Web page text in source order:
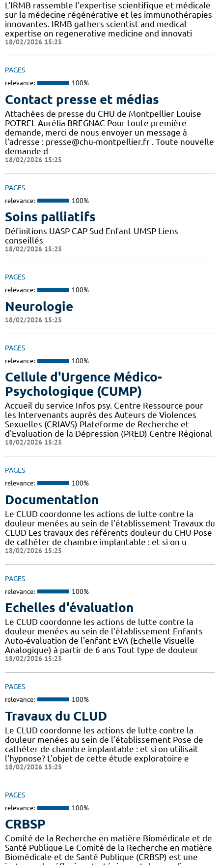
L'IRMB rassemble l'expertise scientifique et médicale
sur la médecine régénérative et les immunothérapies
innovantes. IRMB gathers scientist and medical
expertise on regenerative medicine and innovati
18/02/2026 15:25
PAGES
relevance: 100%
Contact presse et médias
Attachées de presse du CHU de Montpellier Louise
POTREL Aurélia BREGNAC Pour toute première
demande, merci de nous envoyer un message à
l'adresse : presse@chu-montpellier.fr . Toute nouvelle
demande d
18/02/2026 15:25
PAGES
relevance: 100%
Soins palliatifs
Définitions UASP CAP Sud Enfant UMSP Liens
conseillés
18/02/2026 15:25
PAGES
relevance: 100%
Neurologie
18/02/2026 15:25
PAGES
relevance: 100%
Cellule d'Urgence Médico-
Psychologique (CUMP)
Accueil du service Infos psy. Centre Ressource pour
les Intervenants auprès des Auteurs de Violences
Sexuelles (CRIAVS) Plateforme de Recherche et
d'Evaluation de la Dépression (PRED) Centre Régional
18/02/2026 15:25
PAGES
relevance: 100%
Documentation
Le CLUD coordonne les actions de lutte contre la
douleur menées au sein de l'établissement Travaux du
CLUD Les travaux des référents douleur du CHU Pose
de cathéter de chambre implantable : et si on u
18/02/2026 15:25
PAGES
relevance: 100%
Echelles d'évaluation
Le CLUD coordonne les actions de lutte contre la
douleur menées au sein de l'établissement Enfants
Auto-évaluation de l'enfant EVA (Echelle Visuelle
Analogique) à partir de 6 ans Tout type de douleur
18/02/2026 15:25
PAGES
relevance: 100%
Travaux du CLUD
Le CLUD coordonne les actions de lutte contre la
douleur menées au sein de l'établissement Pose de
cathéter de chambre implantable : et si on utilisait
l'hypnose? L'objet de cette étude exploratoire e
18/02/2026 15:25
PAGES
relevance: 100%
CRBSP
Comité de la Recherche en matière Biomédicale et de
Santé Publique Le Comité de la Recherche en matière
Biomédicale et de Santé Publique (CRBSP) est une